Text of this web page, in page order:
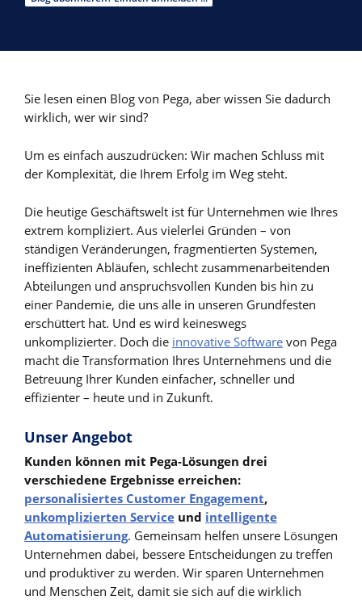
Sie lesen einen Blog von Pega, aber wissen Sie dadurch
wirklich, wer wir sind?
Um es einfach auszudrücken: Wir machen Schluss mit
der Komplexität, die Ihrem Erfolg im Weg steht.
Die heutige Geschäftswelt ist für Unternehmen wie Ihres
extrem kompliziert. Aus vielerlei Gründen – von
ständigen Veränderungen, fragmentierten Systemen,
ineffizienten Abläufen, schlecht zusammenarbeitenden
Abteilungen und anspruchsvollen Kunden bis hin zu
einer Pandemie, die uns alle in unseren Grundfesten
erschüttert hat. Und es wird keineswegs
unkomplizierter. Doch die innovative Software von Pega
macht die Transformation Ihres Unternehmens und die
Betreuung Ihrer Kunden einfacher, schneller und
effizienter – heute und in Zukunft.
Unser Angebot
Kunden können mit Pega-Lösungen drei
verschiedene Ergebnisse erreichen:
personalisiertes Customer Engagement,
unkomplizierten Service und intelligente
Automatisierung. Gemeinsam helfen unsere Lösungen
Unternehmen dabei, bessere Entscheidungen zu treffen
und produktiver zu werden. Wir sparen Unternehmen
und Menschen Zeit, damit sie sich auf die wirklich